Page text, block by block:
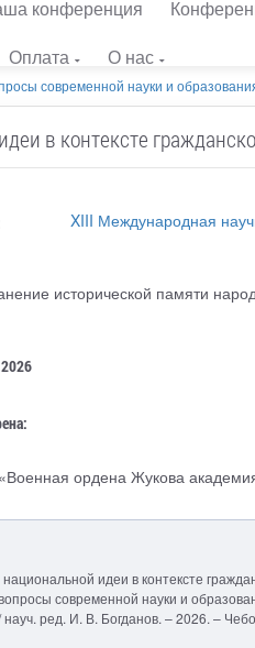
конференция
Оплата
О нас
современной науки и
в контексте
XIII Международная
исторической памяти
ордена Жукова академия
идеи в контексте
современной науки и
ред. И. В. Богданов. – 2026. –